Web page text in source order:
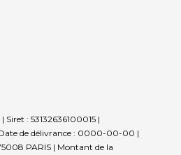
Siret : 53132636100015 |
de délivrance : 0000-00-00 |
PARIS | Montant de la